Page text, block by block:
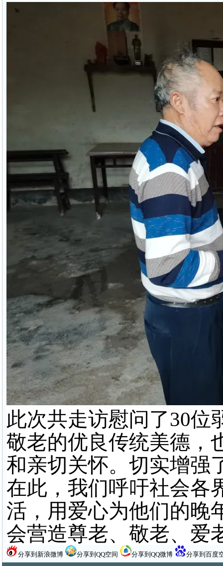
此次共走访慰问了30位
敬老的优良传统美德，
和亲切关怀。切实增强
在此，我们呼吁社会各
活，用爱心为他们的晚
会营造尊老、敬老、爱
分享到新浪微博 分享到QQ空间 分享到QQ微博 分享到百度